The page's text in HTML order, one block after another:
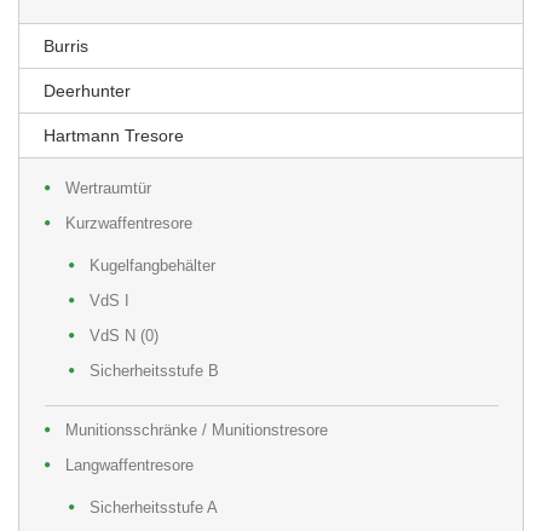
Burris
Deerhunter
Hartmann Tresore
Wertraumtür
Kurzwaffentresore
Kugelfangbehälter
VdS I
VdS N (0)
Sicherheitsstufe B
Munitionsschränke / Munitionstresore
Langwaffentresore
Sicherheitsstufe A